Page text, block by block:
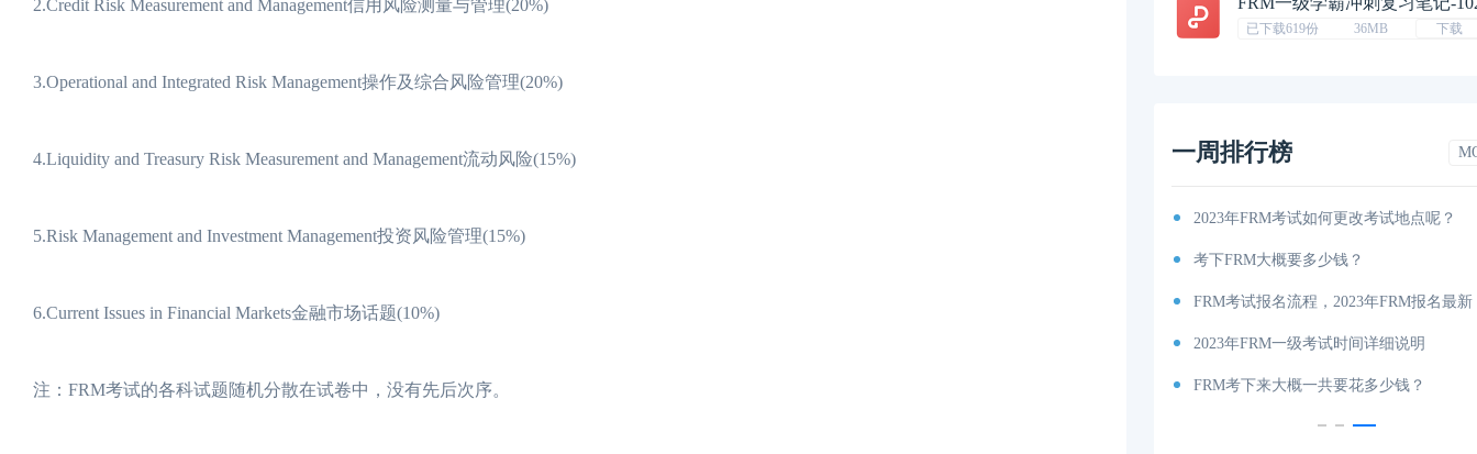
2.Credit Risk Measurement and Management信用风险测量与管理(20%)
3.Operational and Integrated Risk Management操作及综合风险管理(20%)
4.Liquidity and Treasury Risk Measurement and Management流动风险(15%)
5.Risk Management and Investment Management投资风险管理(15%)
6.Current Issues in Financial Markets金融市场话题(10%)
注：FRM考试的各科试题随机分散在试卷中，没有先后次序。
已下载619份 36MB 下载
一周排行榜
2023年FRM考试如何更改考试地点呢？
考下FRM大概要多少钱？
FRM考试报名流程，2023年FRM报名最新
2023年FRM一级考试时间详细说明
FRM考下来大概一共要花多少钱？